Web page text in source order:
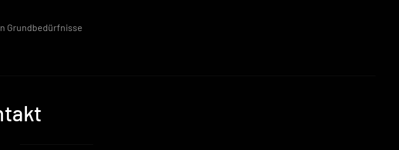
Grundbedürfnisse